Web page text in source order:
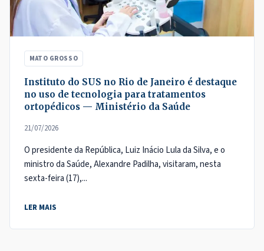
MATO GROSSO
Instituto do SUS no Rio de Janeiro é destaque
no uso de tecnologia para tratamentos
ortopédicos — Ministério da Saúde
21/07/2026
O presidente da República, Luiz Inácio Lula da Silva, e o
ministro da Saúde, Alexandre Padilha, visitaram, nesta
sexta-feira (17),...
LER MAIS